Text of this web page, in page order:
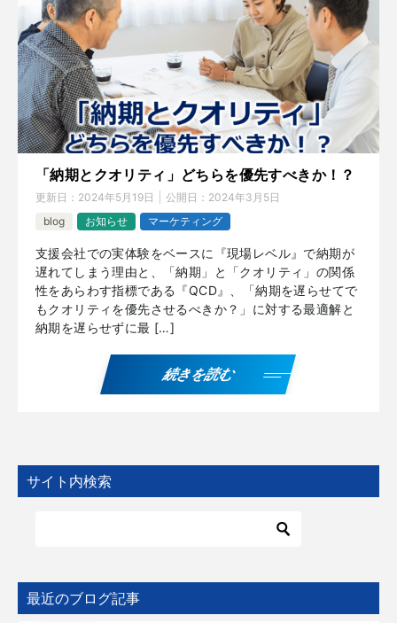
「納期とクオリティ」どちらを優先すべきか！？
更新日： 2024年5月19日 公開日： 2024年3月5日
blog
お知らせ マーケティング
支援会社での実体験をベースに『現場レベル』で納期が
遅れてしまう理由と、「納期」と「クオリティ」の関係
性をあらわす指標である『QCD』、「納期を遅らせてで
もクオリティを優先させるべきか？」に対する最適解と
納期を遅らせずに最 […]
続きを読む
サイト内検索
最近のブログ記事